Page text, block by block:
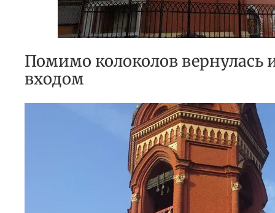
Помимо колоколов вернулась
входом